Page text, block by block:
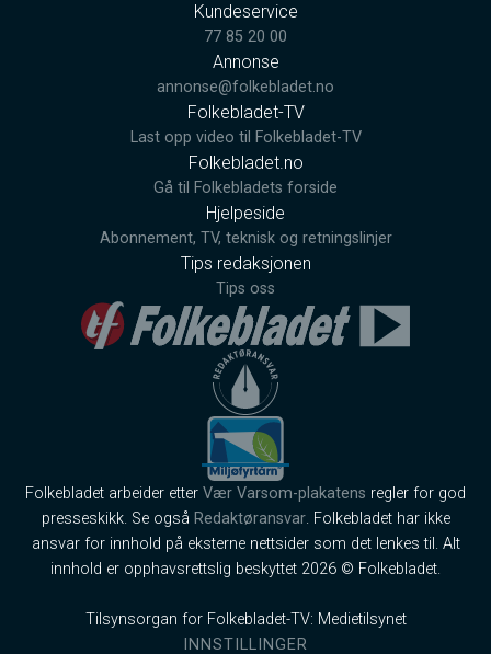
Kundeservice
77 85 20 00
Annonse
annonse@folkebladet.no
Folkebladet-TV
Last opp video til Folkebladet-TV
Folkebladet.no
Gå til Folkebladets forside
Hjelpeside
Abonnement, TV, teknisk og retningslinjer
Tips redaksjonen
Tips oss
Folkebladet arbeider etter Vær Varsom-plakatens regler for god
presseskikk. Se også Redaktøransvar. Folkebladet har ikke
ansvar for innhold på eksterne nettsider som det lenkes til. Alt
innhold er opphavsrettslig beskyttet 2026 © Folkebladet.
Tilsynsorgan for Folkebladet-TV: Medietilsynet
INNSTILLINGER